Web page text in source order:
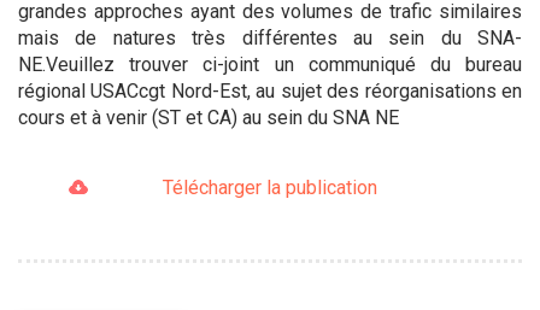
grandes approches ayant des volumes de trafic similaires
mais de natures très différentes au sein du SNA-
NE.Veuillez trouver ci-joint un communiqué du bureau
régional USACcgt Nord-Est, au sujet des réorganisations en
cours et à venir (ST et CA) au sein du SNA NE
Télécharger la publication